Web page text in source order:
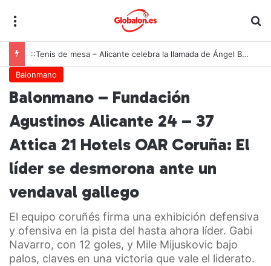
::Tenis de mesa – Alicante celebra la llamada de Ángel Buendía a la selección española
Balonmano
Balonmano – Fundación
Agustinos Alicante 24 – 37
Attica 21 Hotels OAR Coruña: El
líder se desmorona ante un
vendaval gallego
El equipo coruñés firma una exhibición defensiva
y ofensiva en la pista del hasta ahora líder. Gabi
Navarro, con 12 goles, y Mile Mijuskovic bajo
palos, claves en una victoria que vale el liderato.